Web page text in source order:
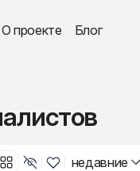
О проекте Блог
недавние